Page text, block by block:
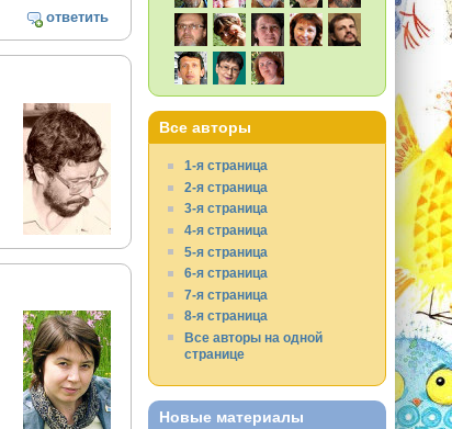
ответить
Все авторы
1-я страница
2-я страница
3-я страница
4-я страница
5-я страница
6-я страница
7-я страница
8-я страница
Все авторы на одной
странице
Новые материалы